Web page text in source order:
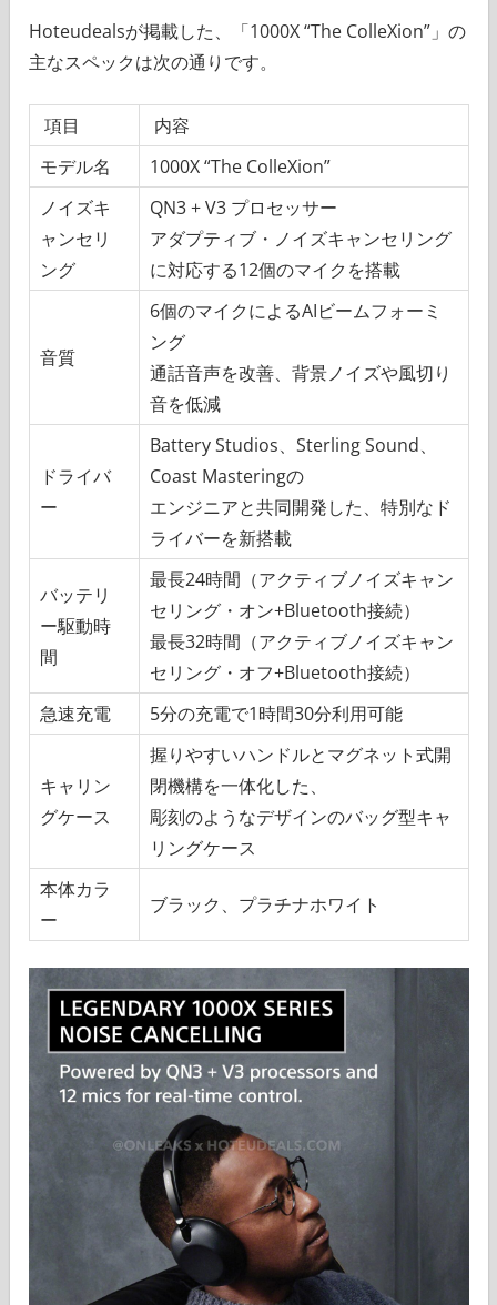
Hoteudealsが掲載した、「1000X “The ColleXion”」の
主なスペックは次の通りです。
項目
内容
モデル名
1000X “The ColleXion”
ノイズキ
ャンセリ
ング
QN3 + V3 プロセッサー
アダプティブ・ノイズキャンセリング
に対応する12個のマイクを搭載
音質
6個のマイクによるAIビームフォーミ
ング
通話音声を改善、背景ノイズや風切り
音を低減
ドライバ
ー
Battery Studios、Sterling Sound、
Coast Masteringの
エンジニアと共同開発した、特別なド
ライバーを新搭載
バッテリ
ー駆動時
間
最長24時間（アクティブノイズキャン
セリング・オン+Bluetooth接続）
最長32時間（アクティブノイズキャン
セリング・オフ+Bluetooth接続）
急速充電
5分の充電で1時間30分利用可能
キャリン
グケース
握りやすいハンドルとマグネット式開
閉機構を一体化した、
彫刻のようなデザインのバッグ型キャ
リングケース
本体カラ
ー
ブラック、プラチナホワイト